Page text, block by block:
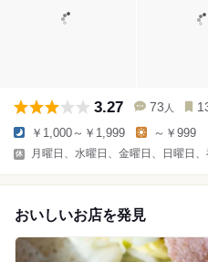
3.27 73 人
￥1,000～￥1,999 ～￥999
月曜日、水曜日、金曜日、日曜日
おいしいお店を発見